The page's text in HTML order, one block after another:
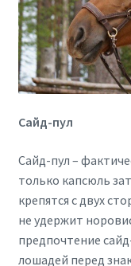
Сайд-пул
Сайд-пул –
только капсюль
крепятся с двух
не удержит
предпочтение
лошадей перед